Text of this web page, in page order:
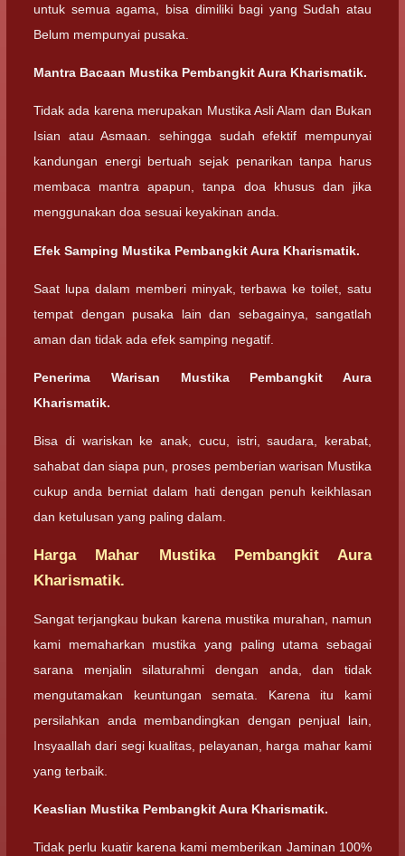
untuk semua agama, bisa dimiliki bagi yang Sudah atau
Belum mempunyai pusaka.
Mantra Bacaan Mustika Pembangkit Aura Kharismatik.
Tidak ada karena merupakan Mustika Asli Alam dan Bukan
Isian atau Asmaan. sehingga sudah efektif mempunyai
kandungan energi bertuah sejak penarikan tanpa harus
membaca mantra apapun, tanpa doa khusus dan jika
menggunakan doa sesuai keyakinan anda.
Efek Samping Mustika Pembangkit Aura Kharismatik.
Saat lupa dalam memberi minyak, terbawa ke toilet, satu
tempat dengan pusaka lain dan sebagainya, sangatlah
aman dan tidak ada efek samping negatif.
Penerima Warisan Mustika Pembangkit Aura
Kharismatik.
Bisa di wariskan ke anak, cucu, istri, saudara, kerabat,
sahabat dan siapa pun, proses pemberian warisan Mustika
cukup anda berniat dalam hati dengan penuh keikhlasan
dan ketulusan yang paling dalam.
Harga Mahar Mustika Pembangkit Aura
Kharismatik.
Sangat terjangkau bukan karena mustika murahan, namun
kami memaharkan mustika yang paling utama sebagai
sarana menjalin silaturahmi dengan anda, dan tidak
mengutamakan keuntungan semata. Karena itu kami
persilahkan anda membandingkan dengan penjual lain,
Insyaallah dari segi kualitas, pelayanan, harga mahar kami
yang terbaik.
Keaslian Mustika Pembangkit Aura Kharismatik.
Tidak perlu kuatir karena kami memberikan Jaminan 100%